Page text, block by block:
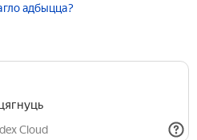
адбыцца?
Cloud